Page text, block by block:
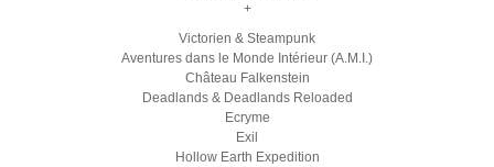
+
Victorien & Steampunk
Aventures dans le Monde Intérieur (A.M.I.)
Château Falkenstein
Deadlands & Deadlands Reloaded
Ecryme
Exil
Hollow Earth Expedition